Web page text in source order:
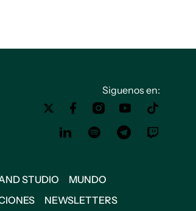
Siguenos en:
STUDIO
MUNDO
NEWSLETTERS